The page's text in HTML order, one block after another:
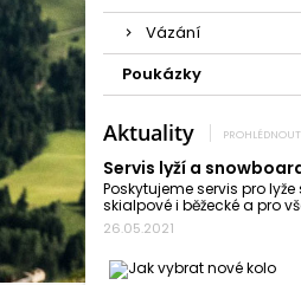
Vázání
Poukázky
Aktuality
Servis lyží a
Poskytujeme servis pro lyže
skialpové i běžecké a pro
26.05.2021